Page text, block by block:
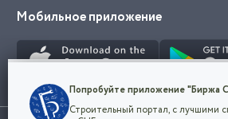
Мобильное приложение
Конфиденциальность
Мы используем файлы cookie, чтобы
Попробуйте приложение "Биржа
Строительный портал, с лучшими